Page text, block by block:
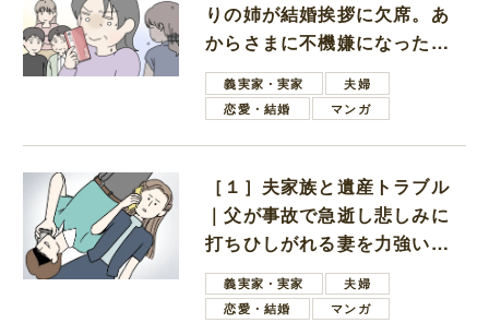
りの姉が結婚挨拶に欠席。あ
からさまに不機嫌になった義
母義実家・実家
夫婦
恋愛・結婚
マンガ
［１］夫家族と遺産トラブル
｜父が事故で急逝し悲しみに
打ちひしがれる妻を力強い言
葉で励ます夫
義実家・実家
夫婦
恋愛・結婚
マンガ